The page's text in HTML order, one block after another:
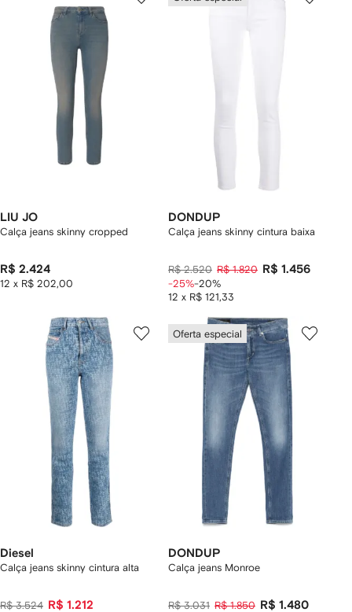
LIU JO
Calça jeans skinny cropped
R$ 2.424
12 x R$ 202,00
DONDUP
Calça jeans skinny cintura baixa
R$ 2.520 R$ 1.820 R$ 1.456
12 x R$ 121,33
-25%-20%
Diesel
Calça jeans skinny cintura alta
R$ 3.524 R$ 1.212
Oferta especial
DONDUP
Calça jeans Monroe
R$ 3.031 R$ 1.850 R$ 1.480